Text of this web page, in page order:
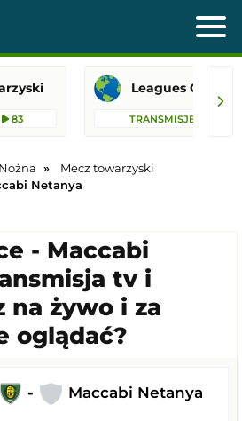
83 TRANSMISJE
Mecz towarzyski
Netanya
- Maccabi
tv i
na żywo i za
oglądać?
- Maccabi Netanya